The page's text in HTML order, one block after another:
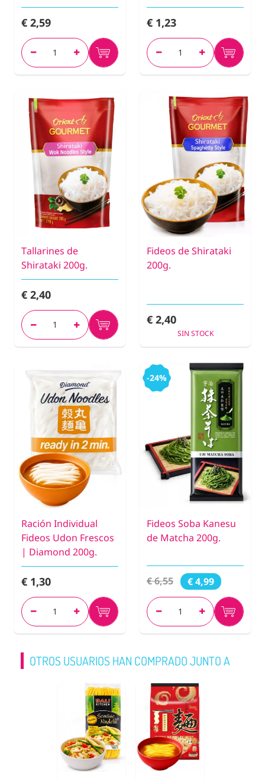
€ 2,59 € 1,23
Tallarines de
Shirataki 200g.
€ 2,40
Fideos de Shirataki
200g.
€ 2,40
SIN STOCK
Ración Individual
Fideos Udon Frescos
| Diamond 200g.
€ 1,30
-24%
Fideos Soba Kanesu
de Matcha 200g.
€ 6,55 € 4,99
OTROS USUARIOS HAN COMPRADO JUNTO A